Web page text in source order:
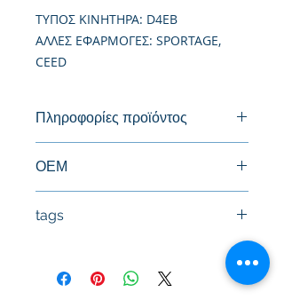
TΥΠΟΣ ΚΙΝΗΤΗΡΑ: D4EB
ΑΛΛΕΣ ΕΦΑΡΜΟΓΕΣ: SPORTAGE,
CEED
Πληροφορίες προϊόντος
ΟΕΜ
tags
#Κυλινδροκεφαλή #Κεφαλάρι
#TPTOPLINE